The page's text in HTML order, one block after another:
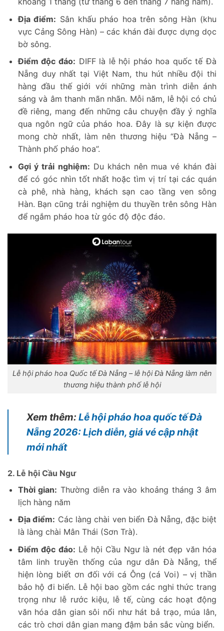
Địa điểm: Sân khấu pháo hoa trên sông Hàn (khu
vực Cảng Sông Hàn) – các khán đài được dựng dọc
bờ sông.
Điểm độc đáo: DIFF là lễ hội pháo hoa quốc tế Đà
Nẵng duy nhất tại Việt Nam, thu hút nhiều đội thi
hàng đầu thế giới với những màn trình diễn ánh
sáng và âm thanh mãn nhãn. Mỗi năm, lễ hội có chủ
đề riêng, mang đến những câu chuyện đầy ý nghĩa
qua ngôn ngữ của pháo hoa. Đây là sự kiện được
mong chờ nhất, làm nên thương hiệu “Đà Nẵng –
Thành phố pháo hoa”.
Gợi ý trải nghiệm: Du khách nên mua vé khán đài
để có góc nhìn tốt nhất hoặc tìm vị trí tại các quán
cà phê, nhà hàng, khách sạn cao tầng ven sông
Hàn. Bạn cũng trải nghiệm du thuyền trên sông Hàn
để ngắm pháo hoa từ góc độ độc đáo.
Lễ hội pháo hoa Quốc tế Đà Nẵng – lễ hội Đà Nẵng làm nên
thương hiệu thành phố lễ hội
Xem thêm: Lễ hội pháo hoa quốc tế Đà
Nẵng 2026: Lịch diễn, giá vé cập nhật
mới nhất
2. Lễ hội Cầu Ngư
Thời gian: Thường diễn ra vào khoảng tháng 3 âm
lịch hàng năm
Địa điểm: Các làng chài ven biển Đà Nẵng, đặc biệt
là làng chài Mân Thái (Sơn Trà).
Điểm độc đáo: Lễ hội Cầu Ngư là nét đẹp văn hóa
tâm linh truyền thống của ngư dân Đà Nẵng, thể
hiện lòng biết ơn đối với cá Ông (cá Voi) – vị thần
bảo hộ đi biển. Lễ hội bao gồm các nghi thức trang
trọng như lễ rước kiệu, lễ tế, cùng các hoạt động
văn hóa dân gian sôi nổi như hát bả trạo, múa lân,
các trò chơi dân gian mang đậm bản sắc vùng biển.